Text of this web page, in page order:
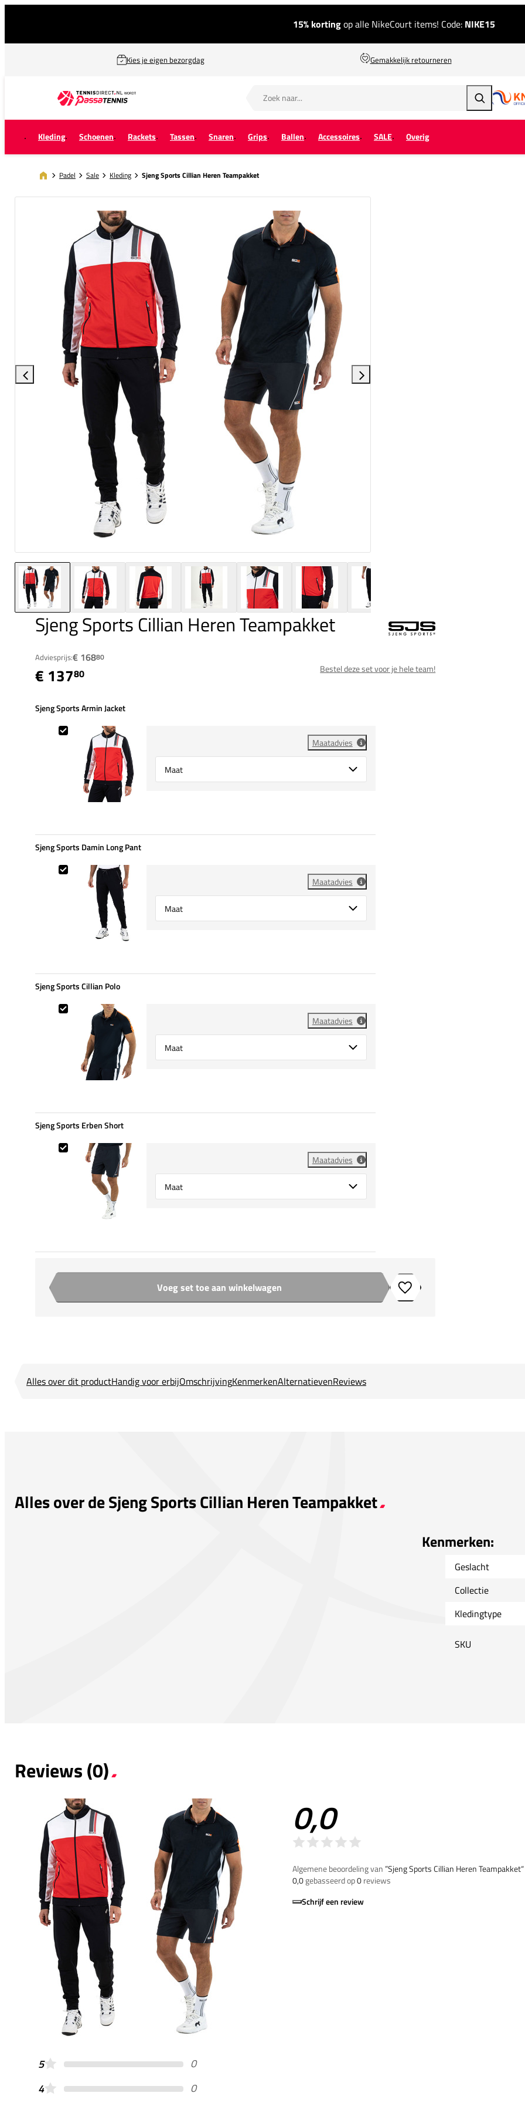
15% kortingop alle NikeCourt items! Code: NIKE15
Kies je eigen bezorgdag Gemakkelijk retourneren
Zoeken
Kleding Schoenen Rackets Tassen Snaren Grips Ballen Accessoires SALE Overig
Padel Sale Kleding Sjeng Sports Cillian Heren Teampakket
Sjeng Sports Cillian Heren Teampakket
Adviesprijs:€ 16880
€ 13780 Bestel deze set voor je hele team!
Sjeng Sports Armin Jacket
Maatadvies
Sjeng Sports Armin Jacket
Sjeng Sports Damin Long Pant
Maatadvies
Sjeng Sports Damin Long Pant
Sjeng Sports Cillian Polo
Maatadvies
Sjeng Sports Cillian Polo
Sjeng Sports Erben Short
Maatadvies
Sjeng Sports Erben Short
Aantal Voeg set toe aan winkelwagen Toevoegen aan verlanglijstje
Alles over dit productHandig voor erbijOmschrijvingKenmerkenAlternatievenReviews
Alles over de Sjeng Sports Cillian Heren Teampakket
Kenmerken:
Geslacht
Collectie
Kledingtype
SKU
Reviews (0)
0,0
Algemene beoordeling van”Sjeng Sports Cillian Heren Teampakket“
0,0gebasseerd op0reviews
Schrijf een review
5
0
4
0